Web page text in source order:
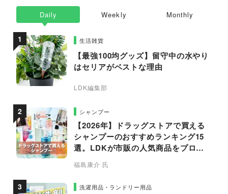
Daily
生活雑貨
【最強100均グッズ】留守中の水やり
はセリアがベストな理由
LDK編集部
シャンプー
【2026年】ドラッグストアで買える
シャンプーのおすすめランキング15
選。LDKが市販の人気商品をプロと
福島康介 氏
洗濯用品・ランドリー用品
Weekly Monthly